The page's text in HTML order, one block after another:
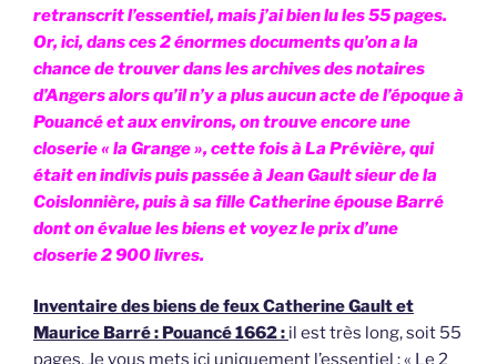
retranscrit l’essentiel, mais j’ai bien lu les 55 pages.
Or, ici, dans ces 2 énormes documents qu’on a la
chance de trouver dans les archives des notaires
d’Angers alors qu’il n’y a plus aucun acte de l’époque à
Pouancé et aux environs, on trouve encore une
closerie « la Grange », cette fois à La Prévière, qui
était en indivis puis passée à Jean Gault sieur de la
Coislonnière, puis à sa fille Catherine épouse Barré
dont on évalue les biens et voyez le prix d’une
closerie 2 900 livres.
Inventaire des biens de feux Catherine Gault et
Maurice Barré : Pouancé 1662 : il est très long, soit 55
pages. Je vous mets ici uniquement l’essentiel : « Le 2